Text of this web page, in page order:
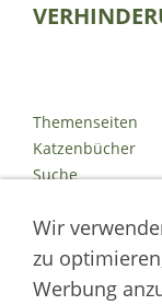
Themenseiten
Katzenbücher
Suche
Impressum
Datenschutz
Cookies
Wir
zu
Werbung